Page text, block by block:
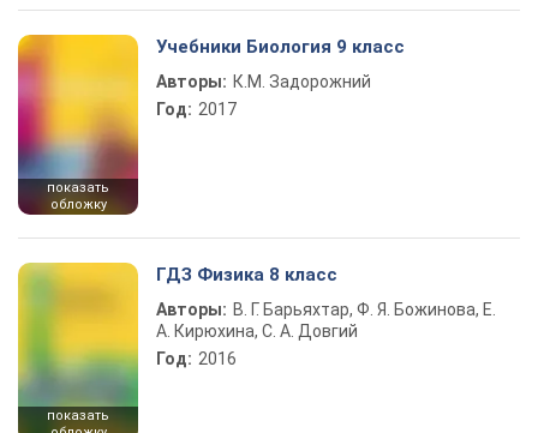
показать
обложку
Учебники Биология 9 класс
Авторы: К.М. Задорожний
Год: 2017
показать
ГДЗ Физика 8 класс
Авторы: В. Г. Барьяхтар, Ф. Я. Божинова, Е.
А. Кирюхина, С. А. Довгий
Год: 2016